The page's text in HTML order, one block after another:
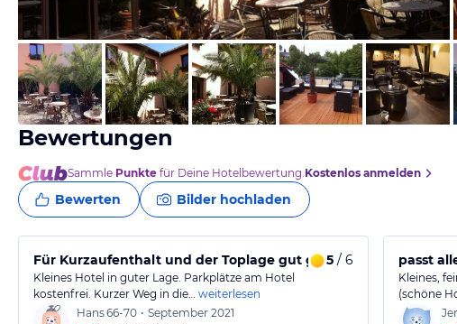
vom Hotelier, März 2014
Bewertungen
Sammle Punkte für Deine Hotelbewertung.Kostenlos anmelden
Bewerten Bilder hochladen
Für Kurzaufenthalt und der Toplage gut geeignet
5 / 6
Kleines Hotel in guter Lage. Parkplätze am Hotel
kostenfrei. Kurzer Weg in die… weiterlesen
Hans66-70 • September 2021
passt
Kleines,
(schöne